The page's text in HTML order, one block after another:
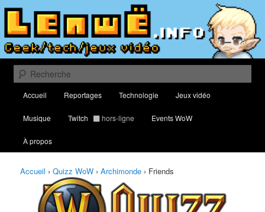
Aller
contenu
principal
Aller
contenu
secondaireLenwë – Culture geek, tech et jeux
vidéo
Classement des meilleurs joueurs au Quizz World of Warcraft
Recherche
principal
Accueil Reportages Technologie Jeux vidéo
Musique Twitch hors-ligne Events WoW
À propos
Accueil › Quizz WoW › Archimonde › Friends